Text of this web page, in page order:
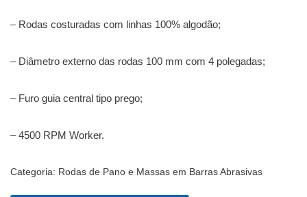
– Rodas costuradas com linhas 100% algodão;
– Diâmetro externo das rodas 100 mm com 4 polegadas;
– Furo guia central tipo prego;
– 4500 RPM Worker.
Categoria: Rodas de Pano e Massas em Barras Abrasivas